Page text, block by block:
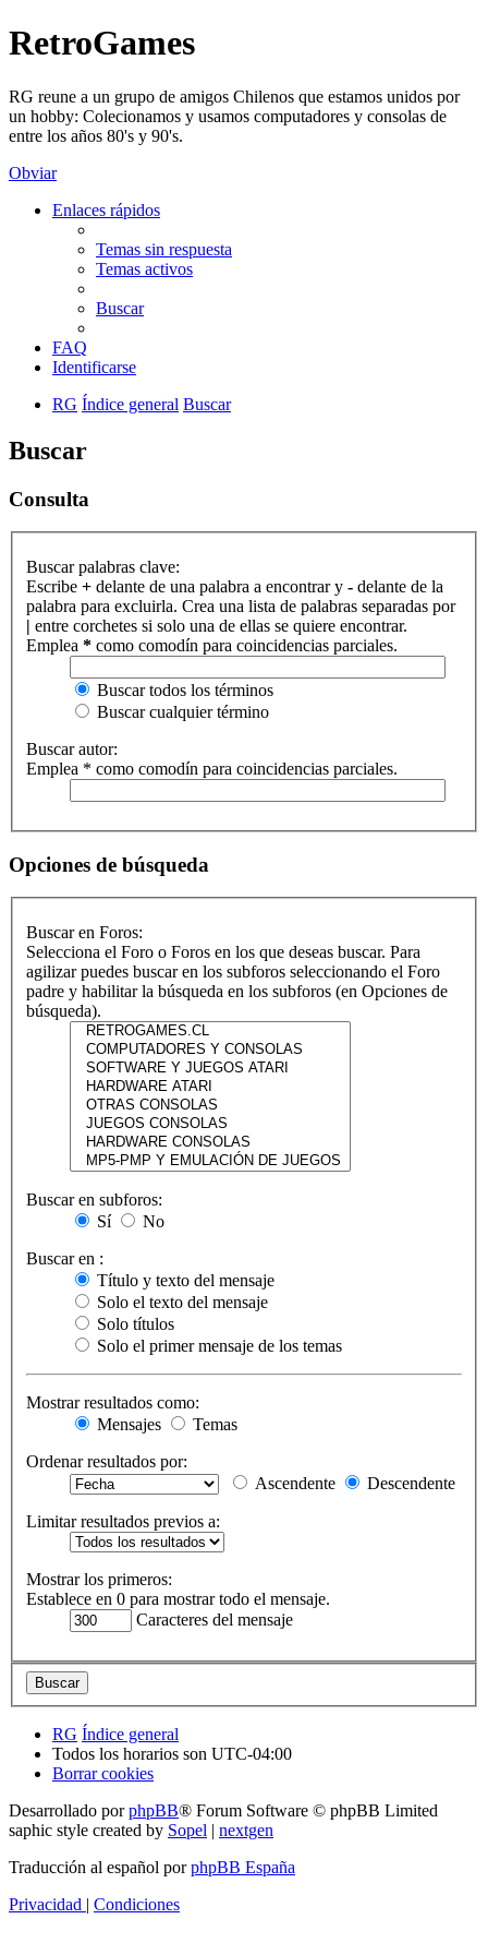
RetroGames
RG reune a un grupo de amigos Chilenos que estamos unidos por
un hobby: Colecionamos y usamos computadores y consolas de
entre los años 80's y 90's.
Obviar
Enlaces rápidos
Temas sin respuesta
Temas activos
Buscar
FAQ
Identificarse
RG Índice general Buscar
Buscar
Consulta
Buscar palabras clave:
Escribe + delante de una palabra a encontrar y - delante de la
palabra para excluirla. Crea una lista de palabras separadas por
| entre corchetes si solo una de ellas se quiere encontrar.
Emplea * como comodín para coincidencias parciales.
Buscar todos los términos
Buscar cualquier término
Buscar autor:
Emplea * como comodín para coincidencias parciales.
Opciones de búsqueda
Buscar en Foros:
Selecciona el Foro o Foros en los que deseas buscar. Para
agilizar puedes buscar en los subforos seleccionando el Foro
padre y habilitar la búsqueda en los subforos (en Opciones de
búsqueda).
Buscar en subforos:
Sí
No
Buscar en :
Título y texto del mensaje
Solo el texto del mensaje
Solo títulos
Solo el primer mensaje de los temas
Mostrar resultados como:
Mensajes
Temas
Ordenar resultados por:
Ascendente
Descendente
Limitar resultados previos a:
Mostrar los primeros:
Establece en 0 para mostrar todo el mensaje.
Caracteres del mensaje
RG Índice general
Todos los horarios son UTC-04:00
Borrar cookies
Desarrollado porphpBB® Forum Software © phpBB Limited
saphic style created by Sopel | nextgen
Traducción al español porphpBB España
Privacidad | Condiciones